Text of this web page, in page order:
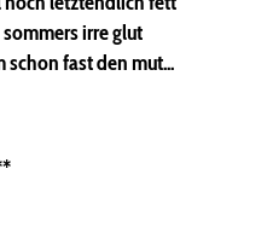
irre glut
fast den mut...